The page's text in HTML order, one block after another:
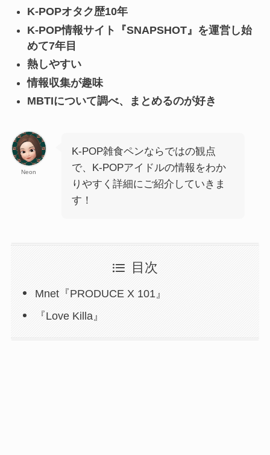
K-POPオタク歴10年
K-POP情報サイト『SNAPSHOT』を運営し始
めて7年目
熱しやすい
情報収集が趣味
MBTIについて調べ、まとめるのが好き
Neon
K-POP雑食ペンならではの観点
で、K-POPアイドルの情報をわか
りやすく詳細にご紹介していきま
す！
目次
Mnet『PRODUCE X 101』
『Love Killa』